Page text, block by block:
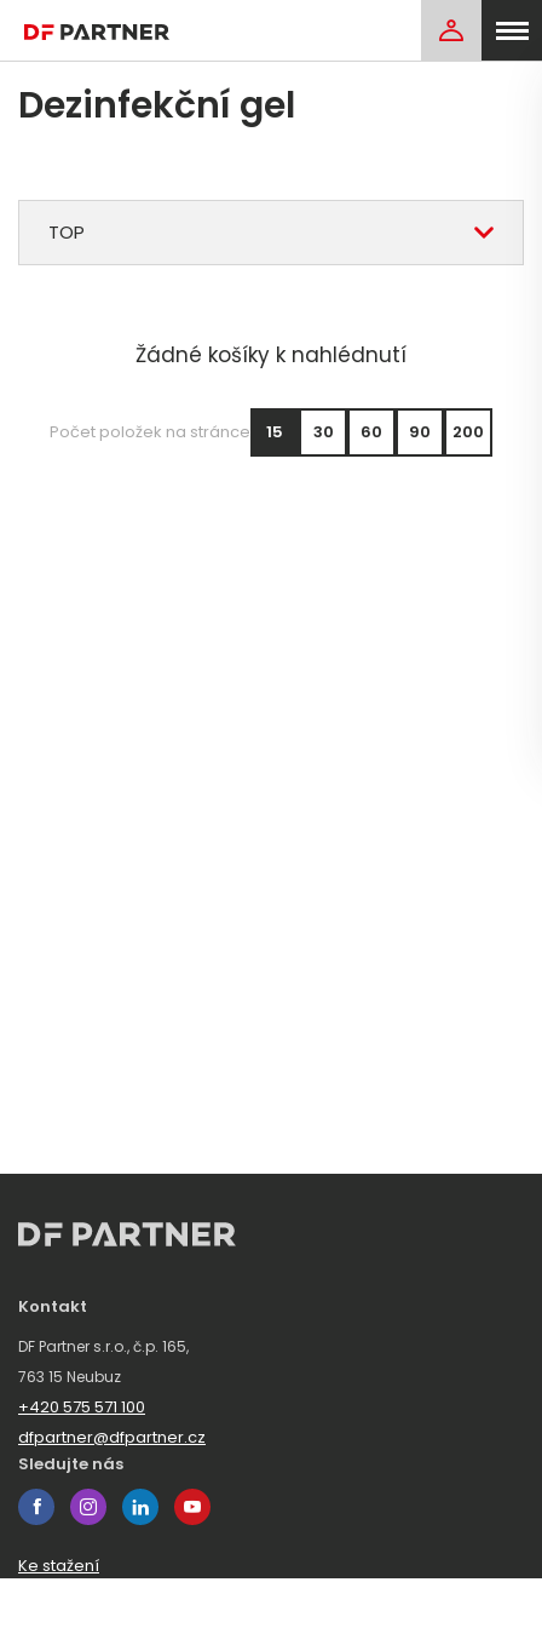
Dezinfekční gel
TOP
Žádné košíky k nahlédnutí
Počet položek na stránce 15 30 60 90 200
Kontakt
DF Partner s.r.o., č.p. 165,
763 15 Neubuz
+420 575 571 100
dfpartner@dfpartner.cz
Sledujte nás
Ke stažení